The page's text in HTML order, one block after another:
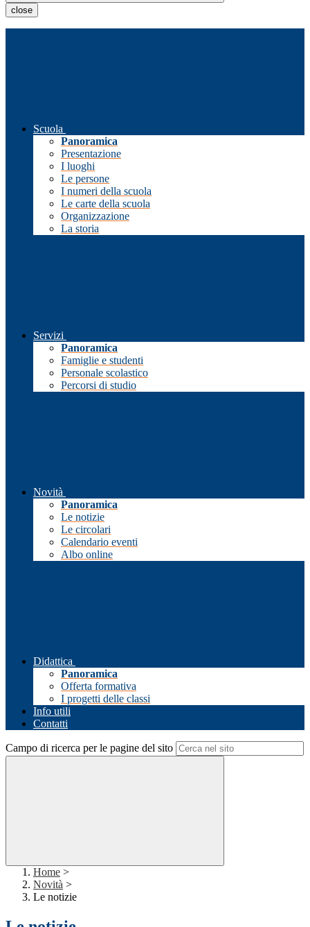
close
Scuola
Panoramica
Presentazione
I luoghi
Le persone
I numeri della scuola
Le carte della scuola
Organizzazione
La storia
Servizi
Panoramica
Famiglie e studenti
Personale scolastico
Percorsi di studio
Novità
Panoramica
Le notizie
Le circolari
Calendario eventi
Albo online
Didattica
Panoramica
Offerta formativa
I progetti delle classi
Info utili
Contatti
Campo di ricerca per le pagine del sito
Home >
Novità >
Le notizie